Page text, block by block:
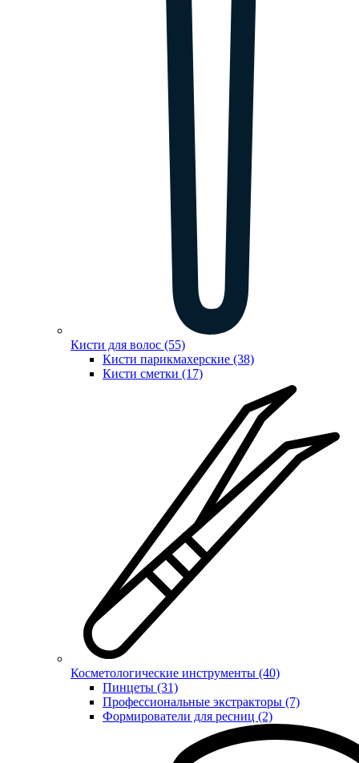
Кисти для волос (55)
Кисти парикмахерские (38)
Кисти сметки (17)
Косметологические инструменты (40)
Пинцеты (31)
Профессиональные экстракторы (7)
Формирователи для ресниц (2)